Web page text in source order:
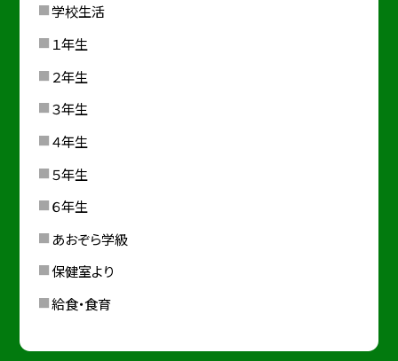
学校生活
１年生
２年生
３年生
４年生
５年生
６年生
あおぞら学級
保健室より
給食・食育